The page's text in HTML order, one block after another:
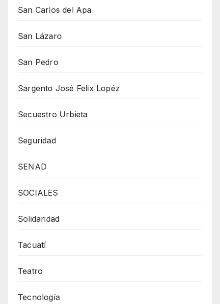
San Carlos del Apa
San Lázaro
San Pedro
Sargento José Felix Lopéz
Secuestro Urbieta
Seguridad
SENAD
SOCIALES
Solidaridad
Tacuatí
Teatro
Tecnología